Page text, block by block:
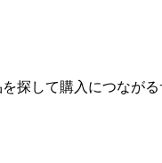
探して購入につながる